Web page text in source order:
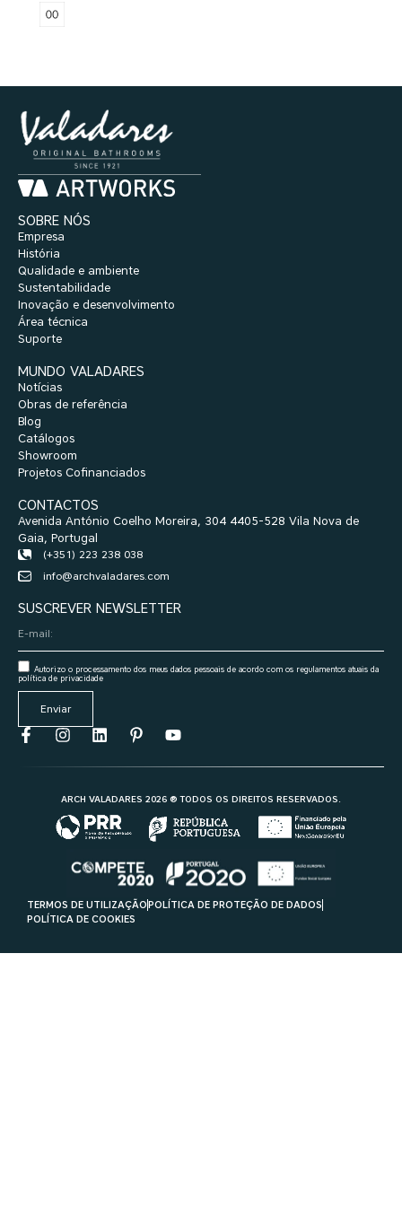
SOBRE NÓS
Empresa
História
Qualidade e ambiente
Sustentabilidade
Inovação e desenvolvimento
Área técnica
Suporte
MUNDO VALADARES
Notícias
Obras de referência
Blog
Catálogos
Showroom
Projetos Cofinanciados
CONTACTOS
Avenida António Coelho Moreira, 304 4405-528 Vila Nova de
Gaia, Portugal
(+351) 223 238 038
info@archvaladares.com
SUSCREVER NEWSLETTER
Autorizo o processamento dos meus dados pessoais de acordo com os regulamentos atuais da
política de privacidade
Enviar
ARCH VALADARES 2026 ® TODOS OS DIREITOS RESERVADOS.
TERMOS DE UTILIZAÇÃOPOLÍTICA DE PROTEÇÃO DE DADOS
POLÍTICA DE COOKIES